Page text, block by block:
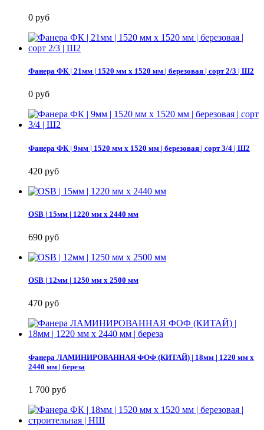
0 руб
Фанера ФК | 21мм | 1520 мм х 1520 мм | березовая | сорт 2/3 | Ш2
0 руб
Фанера ФК | 9мм | 1520 мм х 1520 мм | березовая | сорт 3/4 | Ш2
420 руб
OSB | 15мм | 1220 мм х 2440 мм
690 руб
OSB | 12мм | 1250 мм х 2500 мм
470 руб
Фанера ЛАМИНИРОВАННАЯ ФОФ (КИТАЙ) | 18мм | 1220 мм х
2440 мм | береза
1 700 руб